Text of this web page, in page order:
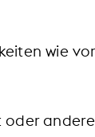
wie
oder